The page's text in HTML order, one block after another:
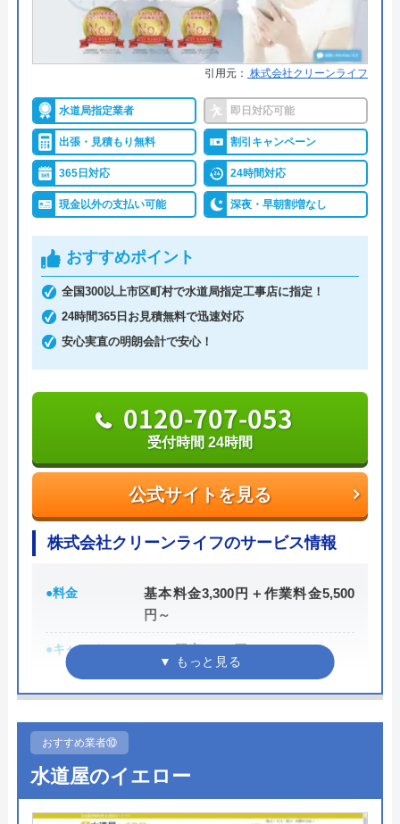
数が398万件と、非常に多くの人から頼りにされて
いる業者です。水回りに限らず約150品目のお家の
トラブルに対応しておりますので、お住まいのトラ
ブルならなんでも相談できます。
明朗会計で、見積もり後の追加費用は一切ありませ
んので、悪徳業者によくある高額請求の被害に遭う
ことはないでしょう。また、何かあったときに使え
るクーリングオフを採用しているところも安心で
す。見積もり・キャンセル料は無料ですし、相見積
もりをする際にも利用したい業者です。
公式サイトを見る
0120-002-513
シェアリングテクノロジー株式会社
代表者 森吉寛裕
〒450-6319
愛知県名古屋市中村区名駅1-1-1 JPタ
ワー名古屋19F
対応エリア 全国
水110番のクチコミ on
※クチコミの内容について
引用元： 株式会社クリーンライフ
水道局指定業者 即日対応可能
出張・見積もり無料 割引キャンペーン
365日対応 24時間対応
現金以外の支払い可能 深夜・早朝割増なし
おすすめポイント
全国300以上市区町村で水道局指定工事店に指定！
24時間365日お見積無料で迅速対応
安心実直の明朗会計で安心！
公式サイトを見る
0120-707-053
受付時間 24時間
株式会社クリーンライフのサービス情報
●料金
基本料金3,300円＋作業料金5,500
円～
●キャンペーン
WEB限定3,000円OFF
※10,000円以上で適用
●受付時間
●定休日 年中無休
●出張見積もり 出張見積もり無料
おすすめ業者⑩
水道屋のイエロー